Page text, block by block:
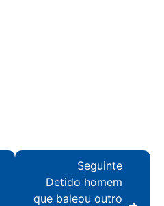
Seguinte
Detido homem
que baleou outro